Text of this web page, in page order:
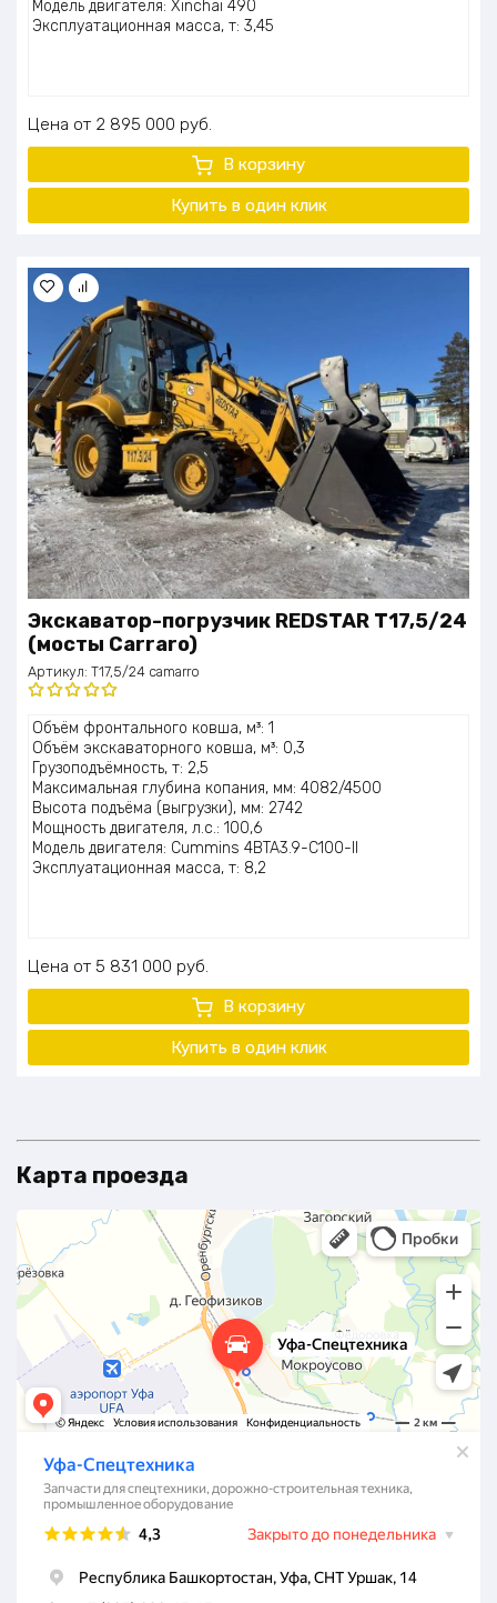
Модель двигателя: Xinchai 490
Эксплуатационная масса, т: 3,45
Цена 2 895 000 руб.
В корзину
Купить в один клик
Экскаватор-погрузчик REDSTAR T17,5/24
(мосты Carraro)
Артикул: T17,5/24 camarro
Оценка
5.00из 5
Объём фронтального ковша, м³: 1
Объём экскаваторного ковша, м³: 0,3
Грузоподъёмность, т: 2,5
Максимальная глубина копания, мм: 4082/4500
Высота подъёма (выгрузки), мм: 2742
Мощность двигателя, л.с.: 100,6
Модель двигателя: Cummins 4BTA3.9-C100-II
Эксплуатационная масса, т: 8,2
Цена 5 831 000 руб.
В корзину
Купить в один клик
Карта проезда